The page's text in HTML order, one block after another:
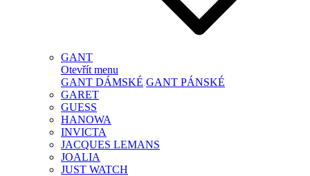
GANT
Otevřít menu
GANT DÁMSKÉ GANT PÁNSKÉ
GARET
GUESS
HANOWA
INVICTA
JACQUES LEMANS
JOALIA
JUST WATCH